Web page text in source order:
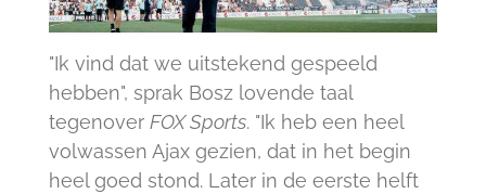
"Ik vind dat we uitstekend gespeeld
hebben", sprak Bosz lovende taal
tegenover FOX Sports. "Ik heb een heel
volwassen Ajax gezien, dat in het begin
heel goed stond. Later in de eerste helft